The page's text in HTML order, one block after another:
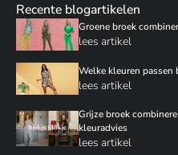
Recente blogartikelen
Groene broek
lees artikel
Welke kleuren passen
lees artikel
Grijze broek
kleuradvies
lees artikel